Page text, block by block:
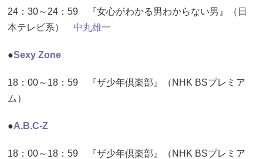
24：30～24：59 『女心がわかる男わからない男』（日
本テレビ系） 中丸雄一
●Sexy Zone
18：00～18：59 『ザ少年倶楽部』（NHK BSプレミア
ム）
●A.B.C-Z
18：00～18：59 『ザ少年倶楽部』（NHK BSプレミア